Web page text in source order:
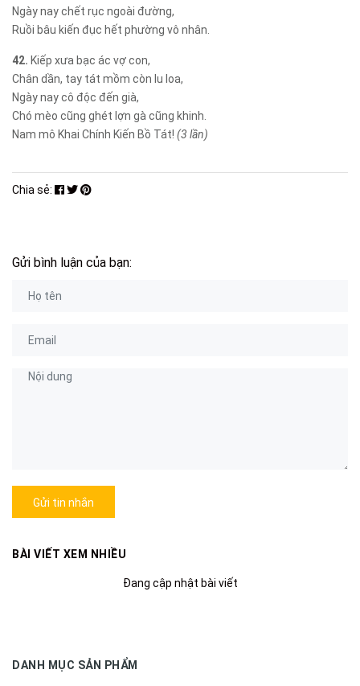
Ngày nay chết rục ngoài đường,
Ruồi bâu kiến đục hết phường vô nhân.
42. Kiếp xưa bạc ác vợ con,
Chân dần, tay tát mồm còn lu loa,
Ngày nay cô độc đến già,
Chó mèo cũng ghét lợn gà cũng khinh.
Nam mô Khai Chính Kiến Bồ Tát! (3 lần)
Chia sẻ:
Gửi bình luận của bạn:
Gửi tin nhắn
BÀI VIẾT XEM NHIỀU
Đang cập nhật bài viết
DANH MỤC SẢN PHẨM